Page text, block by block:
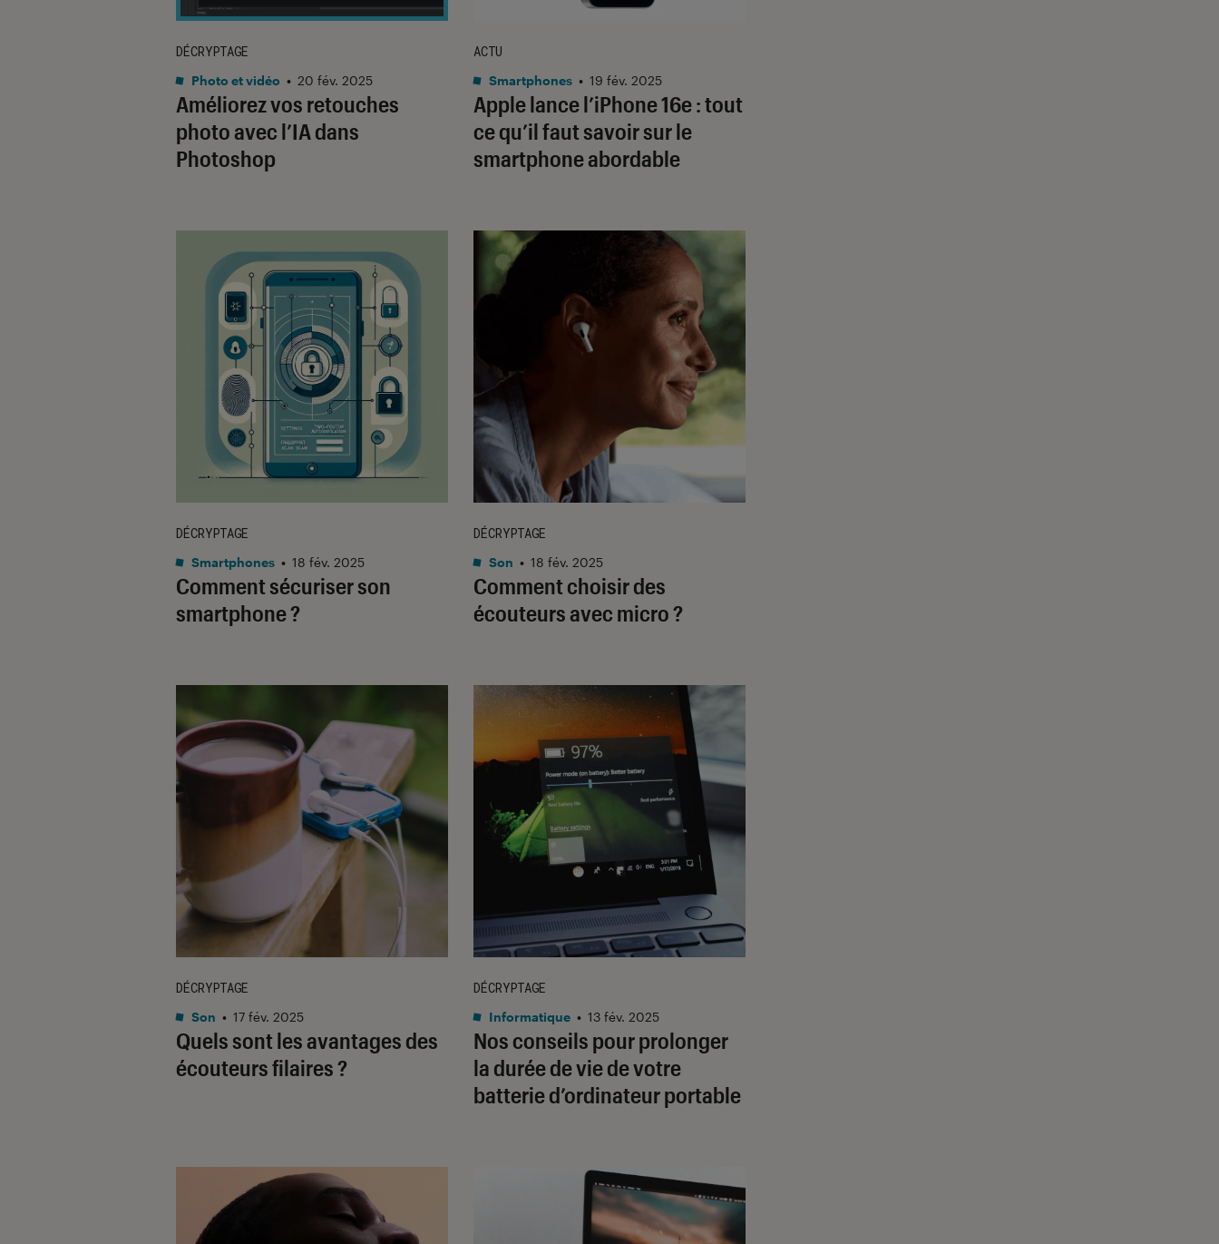
Améliorez vos retouches
photo avec l’IA dans
Photoshop
DÉCRYPTAGE
Photo et vidéo • 20 fév. 2025
Apple lance l’iPhone 16e : tout
ce qu’il faut savoir sur le
smartphone abordable
ACTU
Smartphones • 19 fév. 2025
Comment sécuriser son
smartphone ?
DÉCRYPTAGE
Smartphones • 18 fév. 2025
Comment choisir des
écouteurs avec micro ?
DÉCRYPTAGE
Son • 18 fév. 2025
Quels sont les avantages des
écouteurs filaires ?
DÉCRYPTAGE
Son • 17 fév. 2025
Nos conseils pour prolonger
la durée de vie de votre
batterie d’ordinateur portable
DÉCRYPTAGE
Informatique • 13 fév. 2025